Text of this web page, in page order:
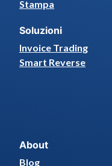
Stampa
Soluzioni
Invoice Trading
Smart Reverse
About
Blog